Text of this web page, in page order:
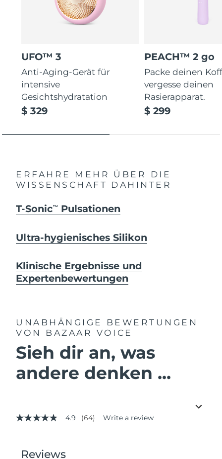
UFO™ 3
Anti-Aging-Gerät für
intensive
Gesichtshydratation
$ 329
PEACH™ 2 go
Packe deinen
vergesse deinen
Rasierapparat.
$ 299
ERFAHRE MEHR ÜBER DIE
WISSENSCHAFT DAHINTER
T-SonicTM Pulsationen
Ultra-hygienisches Silikon
Klinische Ergebnisse und
Expertenbewertungen
UNABHÄNGIGE BEWERTUNGEN
VON BAZAAR VOICE
Sieh dir an, was
andere denken ...
4.9
stars,
4.9 (64) Write a review